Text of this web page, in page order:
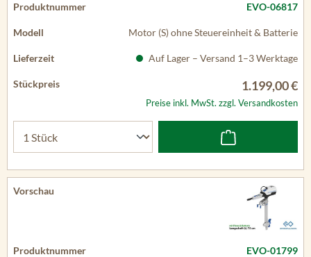
EVO-06817
Motor (S) ohne Steuereinheit & Batterie
Auf Lager – Versand 1–3 Werktage
1.199,00 €
Preise inkl. MwSt. zzgl. Versandkosten
EVO-01799